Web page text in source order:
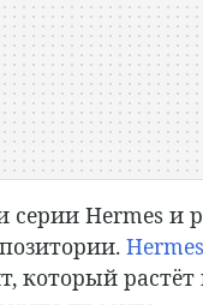
Hermes и
который растёт